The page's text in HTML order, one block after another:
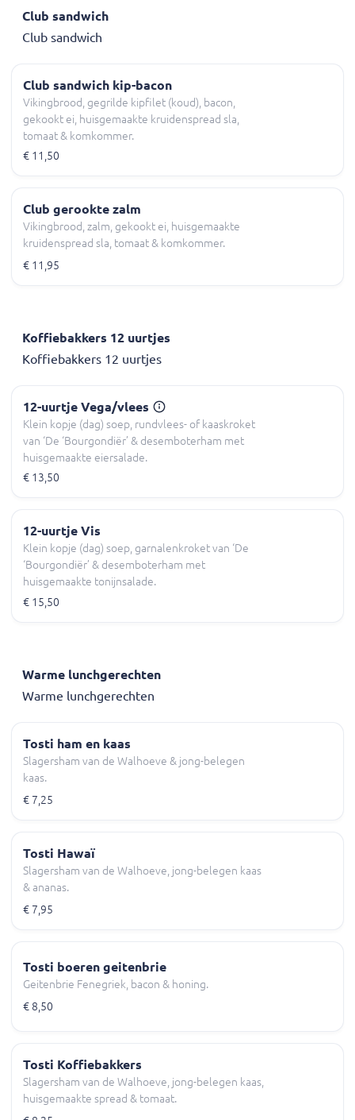
Club sandwich
Club sandwich
Club sandwich kip-bacon
Vikingbrood, gegrilde kipfilet (koud), bacon,
gekookt ei, huisgemaakte kruidenspread sla,
tomaat & komkommer.
€ 11,50
Club gerookte zalm
Vikingbrood, zalm, gekookt ei, huisgemaakte
kruidenspread sla, tomaat & komkommer.
€ 11,95
Koffiebakkers 12 uurtjes
Koffiebakkers 12 uurtjes
12-uurtje Vega/vlees
Klein kopje (dag) soep, rundvlees- of kaaskroket
van ‘De ‘Bourgondiër’ & desemboterham met
huisgemaakte eiersalade.
€ 13,50
12-uurtje Vis
Klein kopje (dag) soep, garnalenkroket van ‘De
‘Bourgondiër’ & desemboterham met
huisgemaakte tonijnsalade.
€ 15,50
Warme lunchgerechten
Warme lunchgerechten
Tosti ham en kaas
Slagersham van de Walhoeve & jong-belegen
kaas.
€ 7,25
Tosti Hawaï
Slagersham van de Walhoeve, jong-belegen kaas
& ananas.
€ 7,95
Tosti boeren geitenbrie
Geitenbrie Fenegriek, bacon & honing.
€ 8,50
Tosti Koffiebakkers
Slagersham van de Walhoeve, jong-belegen kaas,
huisgemaakte spread & tomaat.